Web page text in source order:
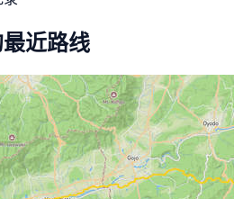
近路线